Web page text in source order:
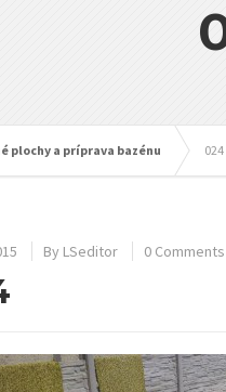
plochy a príprava bazénu 024
By LSeditor 0 Comments